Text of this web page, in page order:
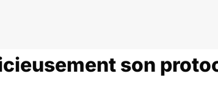
son